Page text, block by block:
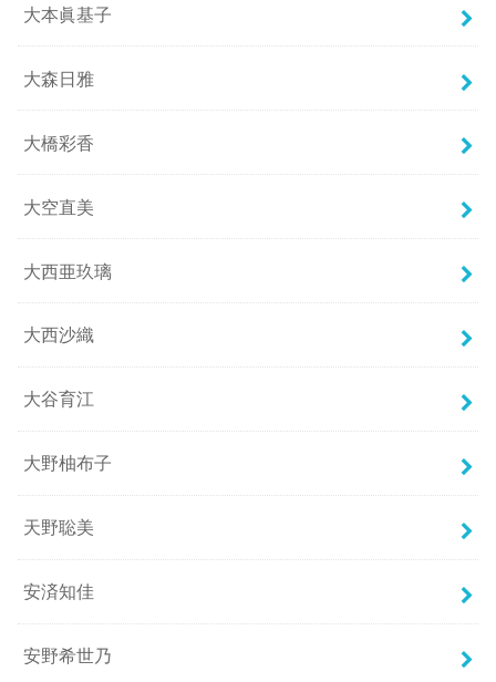
大本眞基子
大森日雅
大橋彩香
大空直美
大西亜玖璃
大西沙織
大谷育江
大野柚布子
天野聡美
安済知佳
安野希世乃